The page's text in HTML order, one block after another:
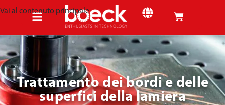
Vai al contenuto principale
Trattamento dei bordi e delle
superfici della lamiera